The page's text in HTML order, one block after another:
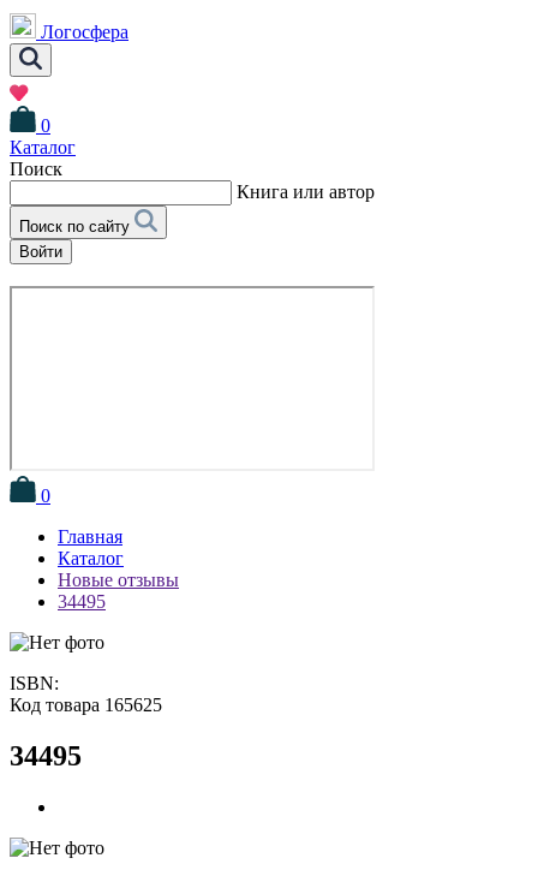
Логосфера
0
Каталог
Поиск
Книга или автор
Поиск по сайту
Войти
0
Главная
Каталог
Новые отзывы
34495
ISBN:
Код товара 165625
34495